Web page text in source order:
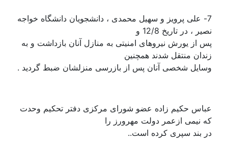
7- علی پرویز و سهیل محمدی ، دانشجویان دانشگاه خواجه
نصیر ، در تاریخ 12/8 و
پس از یورش نیروهای امنیتی به منازل آنان بازداشت و به
زندان منتقل شدند همچنین
وسایل شخصی آنان پس از بازرسی منزلشان ضبط گردید .
عباس حکیم زاده عضو شورای مرکزی دفتر تحکیم وحدت
که نیمی ازعمر دولت مهرورز را
در بند سپری کرده است..